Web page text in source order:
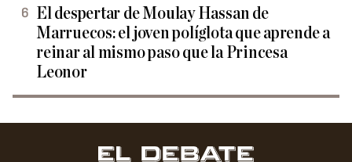
El despertar de Moulay Hassan de
Marruecos: el joven políglota que aprende a
reinar al mismo paso que la Princesa
Leonor